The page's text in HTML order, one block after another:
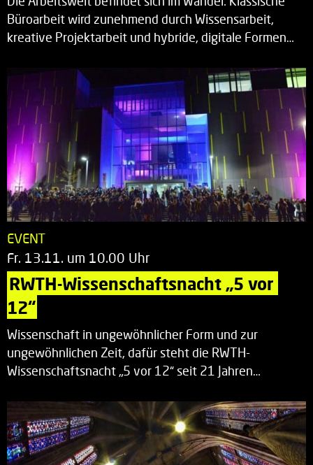
Büroarbeit wird zunehmend durch Wissensarbeit,
kreative Projektarbeit und hybride, digitale Formen…
EVENT
Fr. 13.11. um 10.00 Uhr
RWTH-Wissenschaftsnacht „5 vor
12“
Wissenschaft in ungewöhnlicher Form und zur
ungewöhnlichen Zeit, dafür steht die RWTH-
Wissenschaftsnacht „5 vor 12“ seit 21 Jahren…